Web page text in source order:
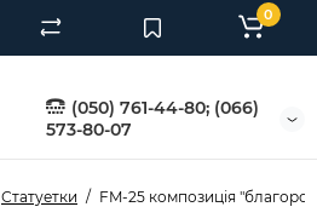
(050) 761-44-80; (066)
573-80-07
0
Статуетки FM-25 композиція